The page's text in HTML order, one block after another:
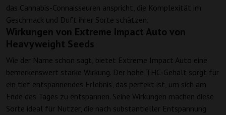
das Cannabis-Connaisseuren anspricht, die Komplexität im
Geschmack und Duft ihrer Sorte schätzen.
Wirkungen von Extreme Impact Auto von
Heavyweight Seeds
Wie der Name schon sagt, bietet Extreme Impact Auto eine
bemerkenswert starke Wirkung. Der hohe THC-Gehalt sorgt für
ein tief entspannendes Erlebnis, das perfekt ist, um sich am
Ende des Tages zu entspannen. Seine Wirkungen machen diese
Sorte ideal für Nutzer, die nach substantieller Entspannung